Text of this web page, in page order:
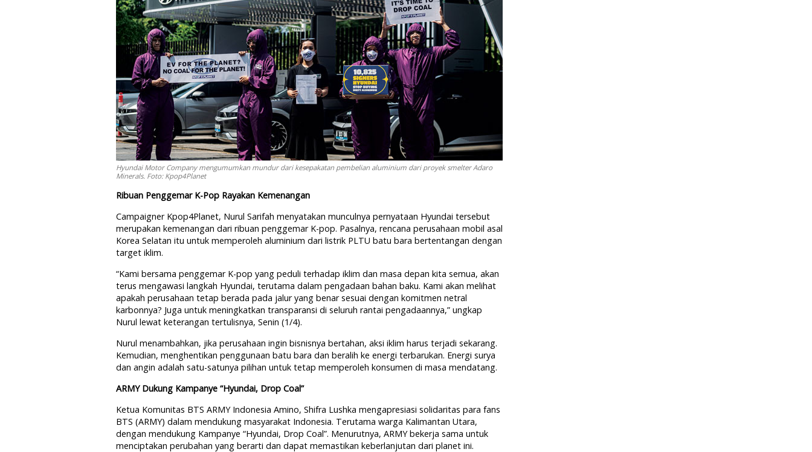
Hyundai Motor Company mengumumkan mundur dari kesepakatan pembelian aluminium dari proyek smelter Adaro
Minerals. Foto: Kpop4Planet
Ribuan Penggemar K-Pop Rayakan Kemenangan
Campaigner Kpop4Planet, Nurul Sarifah menyatakan munculnya pernyataan Hyundai tersebut
merupakan kemenangan dari ribuan penggemar K-pop. Pasalnya, rencana perusahaan mobil asal
Korea Selatan itu untuk memperoleh aluminium dari listrik PLTU batu bara bertentangan dengan
target iklim.
“Kami bersama penggemar K-pop yang peduli terhadap iklim dan masa depan kita semua, akan
terus mengawasi langkah Hyundai, terutama dalam pengadaan bahan baku. Kami akan melihat
apakah perusahaan tetap berada pada jalur yang benar sesuai dengan komitmen netral
karbonnya? Juga untuk meningkatkan transparansi di seluruh rantai pengadaannya,” ungkap
Nurul lewat keterangan tertulisnya, Senin (1/4).
Nurul menambahkan, jika perusahaan ingin bisnisnya bertahan, aksi iklim harus terjadi sekarang.
Kemudian, menghentikan penggunaan batu bara dan beralih ke energi terbarukan. Energi surya
dan angin adalah satu-satunya pilihan untuk tetap memperoleh konsumen di masa mendatang.
ARMY Dukung Kampanye “Hyundai, Drop Coal”
Ketua Komunitas BTS ARMY Indonesia Amino, Shifra Lushka mengapresiasi solidaritas para fans
BTS (ARMY) dalam mendukung masyarakat Indonesia. Terutama warga Kalimantan Utara,
dengan mendukung Kampanye “Hyundai, Drop Coal”. Menurutnya, ARMY bekerja sama untuk
menciptakan perubahan yang berarti dan dapat memastikan keberlanjutan dari planet ini.